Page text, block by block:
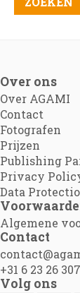
Over ons
Over AGAMI
Contact
Fotografen
Prijzen
Publishing
Privacy
Data
Algemene
Contact
+31 6 23 26
Volg ons